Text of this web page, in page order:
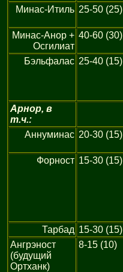
Минас-Итиль 25-50 (25)
Минас-Анор +
Осгилиат
40-60 (30)
Бэльфалас 25-40 (15)
Арнор, в
т.ч.:
Аннуминас 20-30 (15)
Форност 15-30 (15)
Тарбад 15-30 (15)
Ангрэност
(будущий
Ортханк)
8-15 (10)